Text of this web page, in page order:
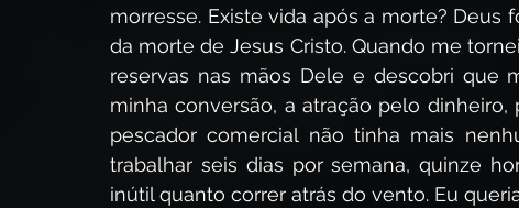
morresse. Existe vida após a morte?
da morte de Jesus Cristo. Quando me
reservas nas mãos Dele e descobri que
minha conversão, a atração pelo
pescador comercial não tinha mais
trabalhar seis dias por semana, quinze
inútil quanto correr atrás do vento. Eu